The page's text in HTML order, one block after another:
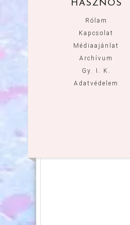
HASZNOS
Rólam
Kapcsolat
Médiaajánlat
Archívum
Gy. I. K.
Adatvédelem